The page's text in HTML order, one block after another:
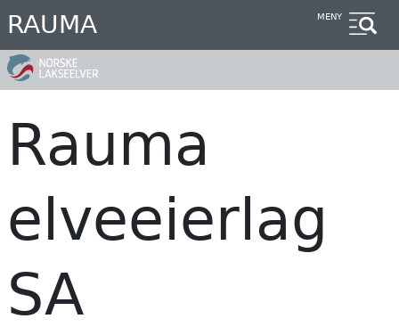
Hopp
til
hovedinnhold
RAUMA MENY
Rauma
elveeierlag
SA